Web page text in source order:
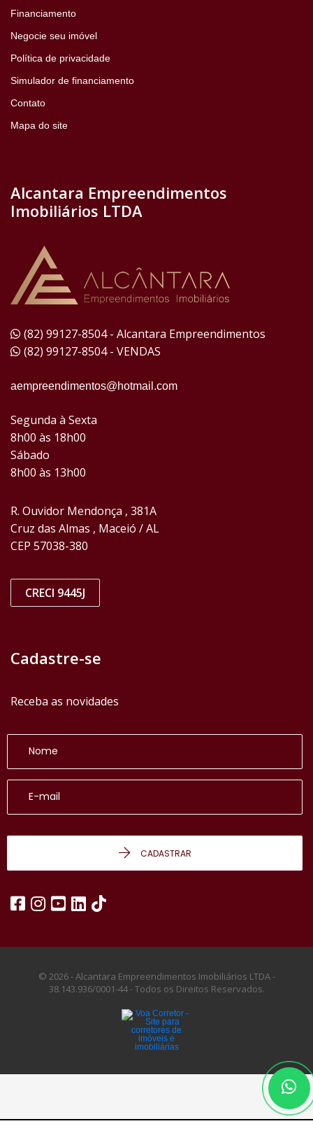
Financiamento
Negocie seu imóvel
Política de privacidade
Simulador de financiamento
Contato
Mapa do site
Alcantara Empreendimentos
Imobiliários LTDA
(82) 99127-8504 - Alcantara Empreendimentos
(82) 99127-8504 - VENDAS
aempreendimentos@hotmail.com
Segunda à Sexta
8h00 às 18h00
Sábado
8h00 às 13h00
R. Ouvidor Mendonça , 381A
Cruz das Almas , Maceió / AL
CEP 57038-380
CRECI 9445J
Cadastre-se
Receba as novidades
CADASTRAR
© 2026 - Alcantara Empreendimentos Imobiliários LTDA -
38.143.936/0001-44 -Todos os Direitos Reservados.